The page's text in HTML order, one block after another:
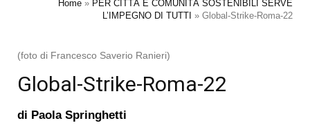
Home » PER CITTÀ E COMUNITÀ SOSTENIBILI SERVE
L’IMPEGNO DI TUTTI » Global-Strike-Roma-22
(foto di Francesco Saverio Ranieri)
Global-Strike-Roma-22
di Paola Springhetti